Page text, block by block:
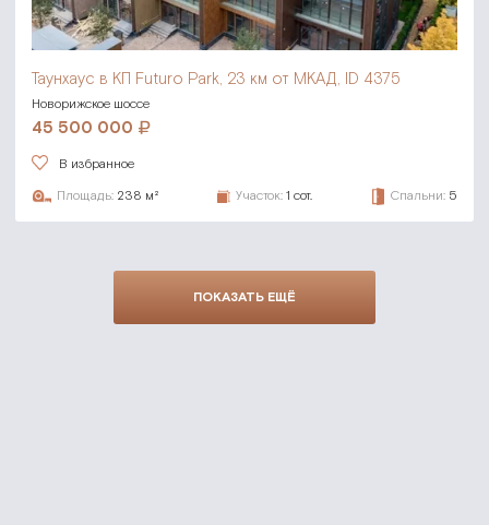
Таунхаус в КП Futuro Park, 23 км от МКАД, ID 4375
Новорижское шоссе
45 500 000
В избранное
Площадь: 238 м² Участок: 1 сот. Спальни: 5
ПОКАЗАТЬ ЕЩЁ